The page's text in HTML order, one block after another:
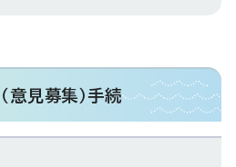
意見募集）手続